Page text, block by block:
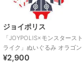
ジョイポリス
「JOYPOLIS×モンスタースト
ライク」ぬいぐるみ オラゴン
¥2,900